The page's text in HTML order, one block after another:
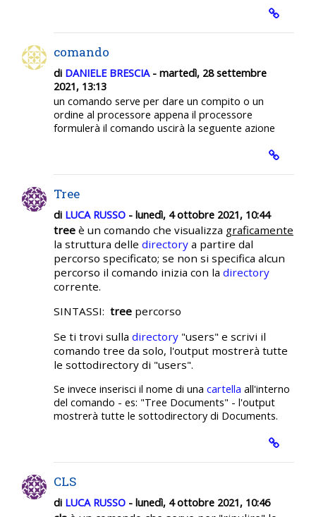
comando
di DANIELE BRESCIA- martedì, 28 settembre
2021, 13:13
un comando serve per dare un compito o un
ordine al processore appena il processore
formulerà il comando uscirà la seguente azione
Tree
di LUCA RUSSO - lunedì, 4 ottobre 2021, 10:44
tree è un comando che visualizza graficamente
la struttura delle directory a partire dal
percorso specificato; se non si specifica alcun
percorso il comando inizia con la directory
corrente.
SINTASSI: tree percorso
Se ti trovi sulla directory "users" e scrivi il
comando tree da solo, l'output mostrerà tutte
le sottodirectory di "users".
Se invece inserisci il nome di una cartella all'interno
del comando - es: "Tree Documents" - l'output
mostrerà tutte le sottodirectory di Documents.
CLS
di LUCA RUSSO - lunedì, 4 ottobre 2021, 10:46